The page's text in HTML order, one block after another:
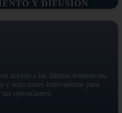
Y DIFUSIÓN
acceso a las últimas tendencias,
y soluciones innovadoras para
operaciones.